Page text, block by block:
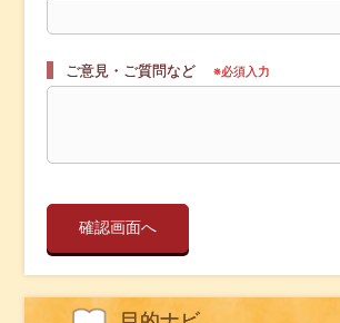
ご意見・ご質問など ※必須入力